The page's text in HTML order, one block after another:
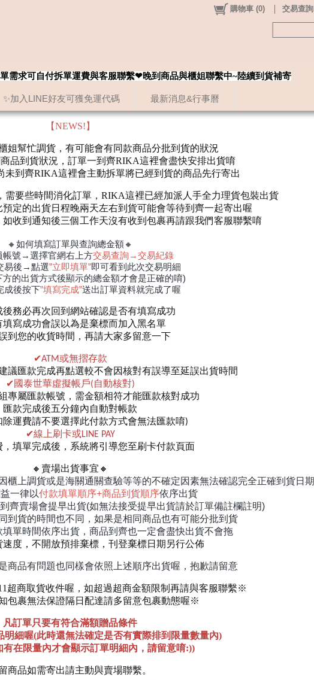
✨加入LINE好友可獲免運代碼 最新消息&行事曆
購物車 (0) 交易查詢
需求可自付拆單運費與客服聯繫❤晚到商品與櫃姐聯繫中~陸續到貨補寄